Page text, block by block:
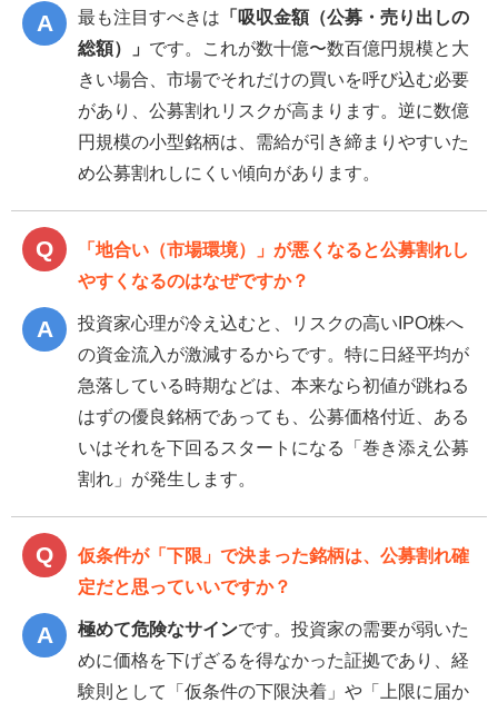
最も注目すべきは 「吸収金額（公募・売り出しの
総額）」 です。これが数十億〜数百億円規模と大
きい場合、市場でそれだけの買いを呼び込む必要
があり、公募割れリスクが高まります。逆に数億
円規模の小型銘柄は、需給が引き締まりやすいた
め公募割れしにくい傾向があります。
「地合い（市場環境）」が悪くなると公募割れし
やすくなるのはなぜですか？
投資家心理が冷え込むと、リスクの高いIPO株へ
の資金流入が激減するからです。特に日経平均が
急落している時期などは、本来なら初値が跳ねる
はずの優良銘柄であっても、公募価格付近、ある
いはそれを下回るスタートになる「巻き添え公募
割れ」が発生します。
仮条件が「下限」で決まった銘柄は、公募割れ確
定だと思っていいですか？
極めて危険なサインです。投資家の需要が弱いた
めに価格を下げざるを得なかった証拠であり、経
験則として「仮条件の下限決着」や「上限に届か